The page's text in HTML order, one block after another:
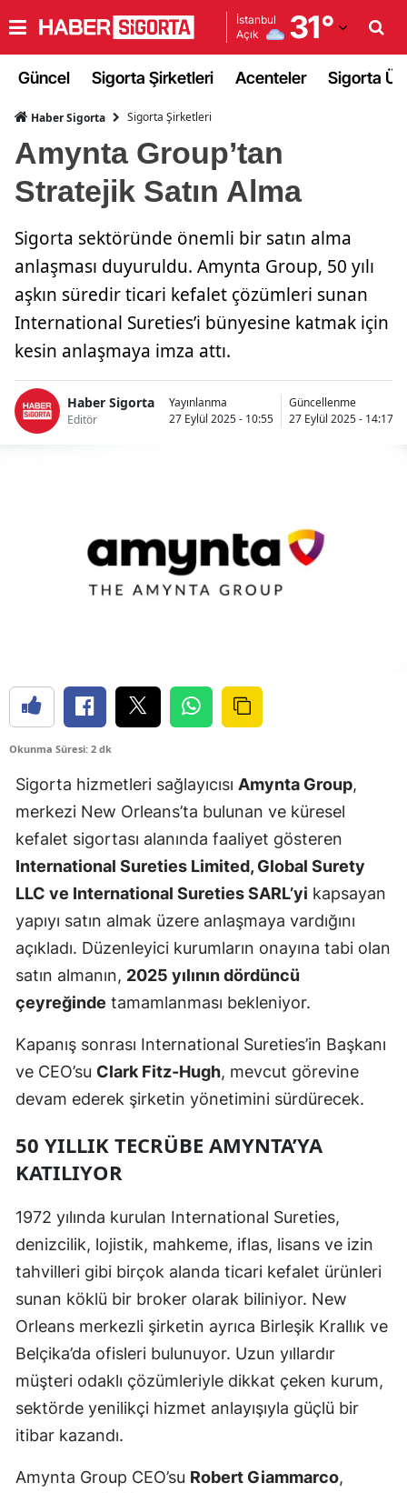
İstanbul
Açık
31°
Adana
Ağrı
Amasya
Ankara
Antalya
Artvin
Bilecik
Bolu
Çankırı
Çorum
Diyarbakır
Edirne
Elazığ
Erzurum
Eskişehir
Gümüşhane
Hakkari
Isparta
Mersin
İstanbul
İzmir
Kars
Kastamonu
Kırklareli
Güncel Sigorta Şirketleri Acenteler Sigorta
Haber Sigorta Sigorta Şirketleri
Amynta Group’tan
Stratejik Satın Alma
Sigorta sektöründe önemli bir satın alma
anlaşması duyuruldu. Amynta Group, 50 yılı
aşkın süredir ticari kefalet çözümleri sunan
International Sureties’i bünyesine katmak için
kesin anlaşmaya imza attı.
Haber Sigorta
Editör
Yayınlanma
27 Eylül 2025 - 10:55
Güncellenme
27 Eylül 2025 - 14:17
Okunma Süresi: 2 dk
Sigorta hizmetleri sağlayıcısı Amynta Group,
merkezi New Orleans’ta bulunan ve küresel
kefalet sigortası alanında faaliyet gösteren
International Sureties Limited, Global Surety
LLC ve International Sureties SARL’yi kapsayan
yapıyı satın almak üzere anlaşmaya vardığını
açıkladı. Düzenleyici kurumların onayına tabi olan
satın almanın, 2025 yılının dördüncü
çeyreğinde tamamlanması bekleniyor.
Kapanış sonrası International Sureties’in Başkanı
ve CEO’su Clark Fitz-Hugh, mevcut görevine
devam ederek şirketin yönetimini sürdürecek.
50 YILLIK TECRÜBE AMYNTA’YA
KATILIYOR
1972 yılında kurulan International Sureties,
denizcilik, lojistik, mahkeme, iflas, lisans ve izin
tahvilleri gibi birçok alanda ticari kefalet ürünleri
sunan köklü bir broker olarak biliniyor. New
Orleans merkezli şirketin ayrıca Birleşik Krallık ve
Belçika’da ofisleri bulunuyor. Uzun yıllardır
müşteri odaklı çözümleriyle dikkat çeken kurum,
sektörde yenilikçi hizmet anlayışıyla güçlü bir
itibar kazandı.
Amynta Group CEO’su Robert Giammarco,